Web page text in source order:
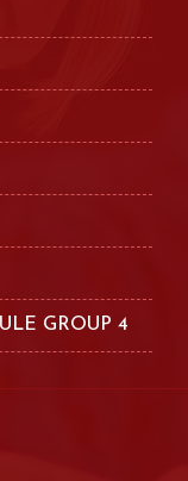
GROUP 4